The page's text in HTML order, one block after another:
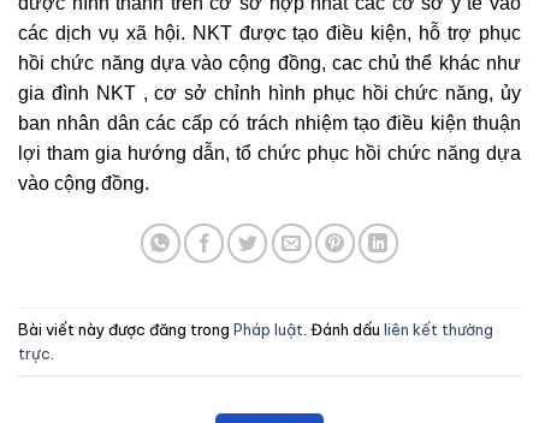
các dịch vụ xã hội. NKT được tạo điều kiện, hỗ trợ phục
hồi chức năng dựa vào cộng đồng, cac chủ thể khác như
gia đình NKT , cơ sở chỉnh hình phục hồi chức năng, ủy
ban nhân dân các cấp có trách nhiệm tạo điều kiện thuận
lợi tham gia hướng dẫn, tổ chức phục hồi chức năng dựa
vào cộng đồng.
Bài viết này được đăng trong Pháp luật . Đánh dấu liên kết thường
trực